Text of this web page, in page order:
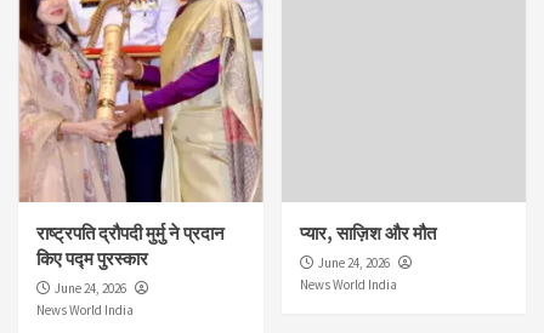
राष्ट्रपति द्रौपदी मुर्मु ने प्रदान
किए पद्म पुरस्कार
June 24, 2026
News World India
प्यार, साज़िश और मौत
June 24, 2026
News World India